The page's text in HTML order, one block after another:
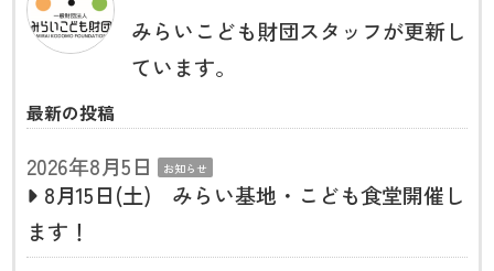
みらいこども財団スタッフが更新し
ています。
最新の投稿
2026年8月5日 お知らせ
8月15日(土) みらい基地・こども食堂開催し
ます！